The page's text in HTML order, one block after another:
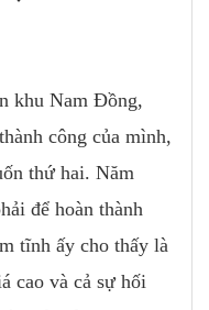
khu Nam Đồng,
công của mình,
thứ hai. Năm
để hoàn thành
tĩnh ấy cho thấy là
cao và cả sự hối